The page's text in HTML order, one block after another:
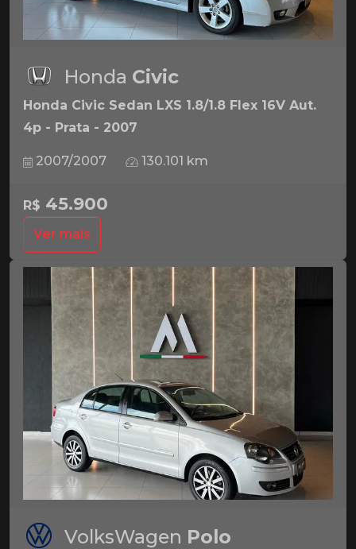
Honda Civic
Honda Civic Sedan LXS 1.8/1.8 Flex 16V Aut.
4p - Prata - 2007
2007/2007 130.101 km
R$ 45.900
Ver mais
VolksWagen Polo